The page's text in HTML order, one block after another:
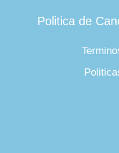
Politica de